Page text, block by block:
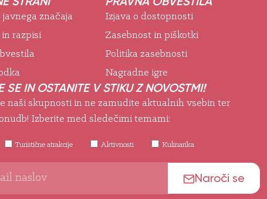
značaja
in razpisi
Izjava o dostopnosti
Zasebnost in piškotki
Politika zasebnosti
Nagradne igre
SE IN OSTANITE V STIKU Z NOVOSTMI!
naši skupnosti in ne zamudite aktualnih vsebin ter
Izberite med sledečimi temami:
Turistične atrakcije Aktivnosti Kulinarika
Naroči se